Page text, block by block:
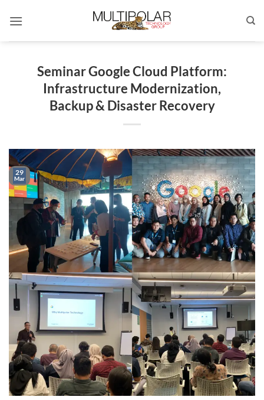
Seminar Google Cloud Platform:
Infrastructure Modernization,
Backup & Disaster Recovery
29
Mar